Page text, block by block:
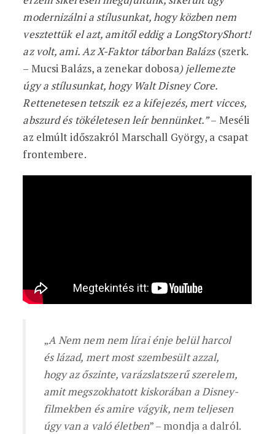
modernizálni a stílusunkat, hogy közben nem
vesztettük el azt, amitől eddig a LongStoryShort!
az volt, ami. Az X-Faktor táborban Balázs(szerk.
– Mucsi Balázs, a zenekar dobosa) jellemezte
úgy a stílusunkat, hogy Walt Disney Core.
Rettenetesen tetszik ez a kifejezés, mert vicces,
abszurd és tökéletesen leír bennünket.”– Meséli
az elmúlt időszakról Marschall György, a csapat
frontembere.
„A Nem nem nem lírai énje belül harcol
és lázad, mert most szembesült azzal,
hogy az őszinte, varázslatszerű szerelem,
amit megszokhatott kiskorában a Disney-
filmekben és amire vágyik, nem teljesen
úgy van a való életben” – mondja a dalról.